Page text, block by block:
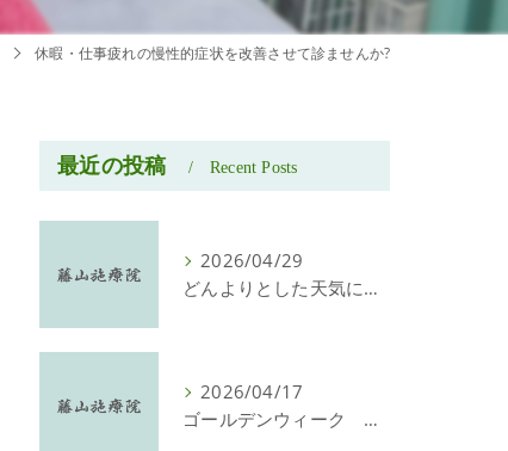
休暇・仕事疲れの慢性的症状を改善させて診ませんか?
最近の投稿 Recent Posts
2026/04/29
どんよりとした天気に 暖かくなってきた今日此の頃
2026/04/17
ゴールデンウィーク 営業しております。